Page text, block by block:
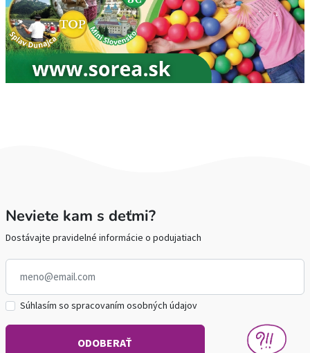
Neviete kam s deťmi?
Dostávajte pravidelné informácie o podujatiach
Súhlasím so spracovaním osobných údajov